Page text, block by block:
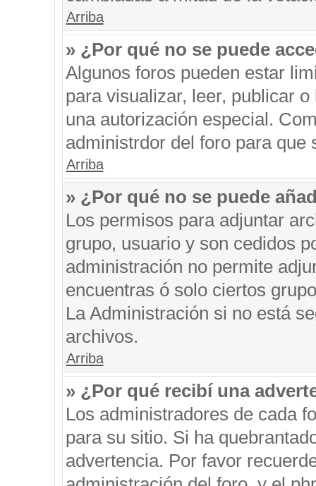
Arriba
» ¿Por qué no se puede
Algunos foros pueden estar
para visualizar, leer, publicar
una autorización especial.
administrdor del foro para que
Arriba
» ¿Por qué no se puede
Los permisos para adjuntar
grupo, usuario y son cedidos
administración no permite
encuentras ó solo ciertos
La Administración si no está
archivos.
Arriba
» ¿Por qué recibí una
Los administradores de cada
para su sitio. Si ha
advertencia. Por favor